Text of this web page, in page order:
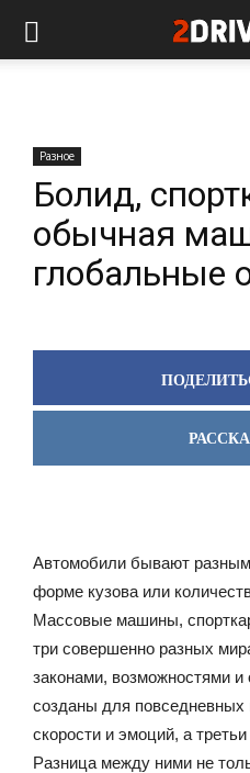
Разное
Болид,
обычная
глобальные
Автомобили бывают
форме кузова или
Массовые машины,
три совершенно разных
законами, возможностями
созданы для повседневных
скорости и эмоций, а
Разница между ними не